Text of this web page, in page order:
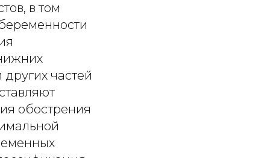
в том
частей
обострения